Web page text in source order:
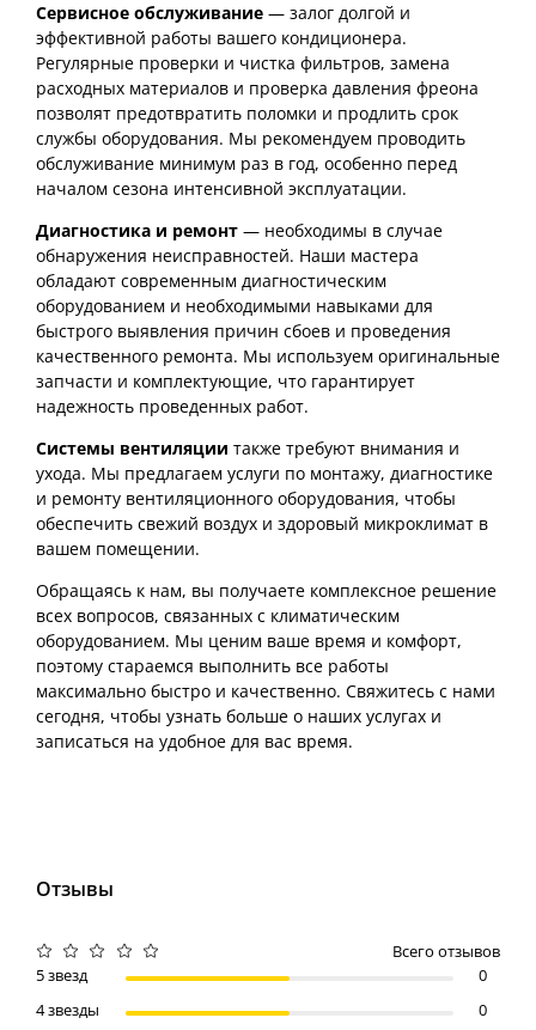
Сервисное обслуживание — залог долгой и
эффективной работы вашего кондиционера.
Регулярные проверки и чистка фильтров, замена
расходных материалов и проверка давления фреона
позволят предотвратить поломки и продлить срок
службы оборудования. Мы рекомендуем проводить
обслуживание минимум раз в год, особенно перед
началом сезона интенсивной эксплуатации.
Диагностика и ремонт — необходимы в случае
обнаружения неисправностей. Наши мастера
обладают современным диагностическим
оборудованием и необходимыми навыками для
быстрого выявления причин сбоев и проведения
качественного ремонта. Мы используем оригинальные
запчасти и комплектующие, что гарантирует
надежность проведенных работ.
Системы вентиляции также требуют внимания и
ухода. Мы предлагаем услуги по монтажу, диагностике
и ремонту вентиляционного оборудования, чтобы
обеспечить свежий воздух и здоровый микроклимат в
вашем помещении.
Обращаясь к нам, вы получаете комплексное решение
всех вопросов, связанных с климатическим
оборудованием. Мы ценим ваше время и комфорт,
поэтому стараемся выполнить все работы
максимально быстро и качественно. Свяжитесь с нами
сегодня, чтобы узнать больше о наших услугах и
записаться на удобное для вас время.
Отзывы
Всего отзывов
5 звезд
0
4 звезды
0